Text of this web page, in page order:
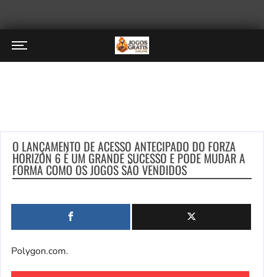
O LANÇAMENTO DE ACESSO ANTECIPADO DO FORZA
HORIZON 6 É UM GRANDE SUCESSO E PODE MUDAR A
FORMA COMO OS JOGOS SÃO VENDIDOS
Polygon.com.